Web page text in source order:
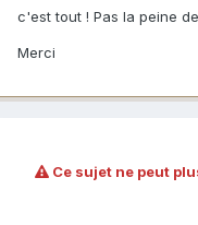
c'est tout ! Pas la peine
Merci
Ce sujet ne peut